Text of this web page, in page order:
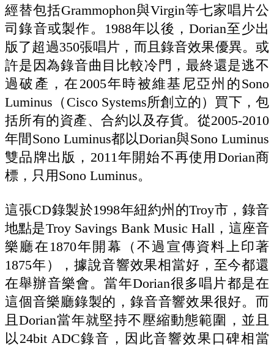
經替包括Grammophon與Virgin等七家唱片公
司錄音或製作。1988年以後，Dorian至少出
版了超過350張唱片，而且錄音效果優異。或
許是因為錄音曲目比較冷門，最終還是逃不
過破產，在2005年時被維基尼亞州的Sono
Luminus（Cisco Systems所創立的）買下，包
括所有的資產、合約以及存貨。從2005-2010
年間Sono Luminus都以Dorian與Sono Luminus
雙品牌出版，2011年開始不再使用Dorian商
標，只用Sono Luminus。
這張CD錄製於1998年紐約州的Troy市，錄音
地點是Troy Savings Bank Music Hall，這座音
樂廳在1870年開幕（不過宣傳資料上印著
1875年），據說音響效果相當好，至今都還
在舉辦音樂會。當年Dorian很多唱片都是在
這個音樂廳錄製的，錄音音響效果很好。而
且Dorian當年就堅持不壓縮動態範圍，並且
以24bit ADC錄音，因此音響效果口碑相當